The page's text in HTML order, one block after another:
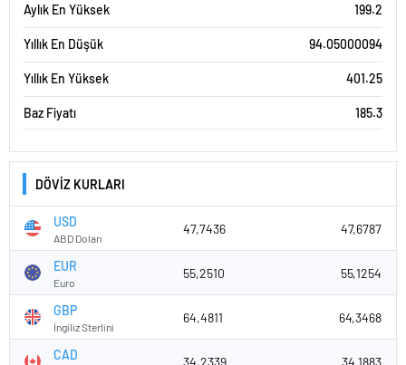
Aylık En Yüksek 199.2
Yıllık En Düşük 94.05000094
Yıllık En Yüksek 401.25
Baz Fiyatı 185.3
DÖVİZ KURLARI
USD
ABD Doları
47,7436 47,6787
EUR
Euro
55,2510 55,1254
GBP
İngiliz Sterlini
64,4811 64,3468
CAD 34,2339 34,1883